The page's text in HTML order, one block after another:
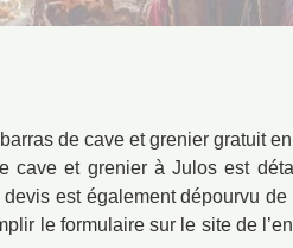
de cave et grenier gratuit
cave et grenier à Julos est
est également dépourvu
le formulaire sur le site de